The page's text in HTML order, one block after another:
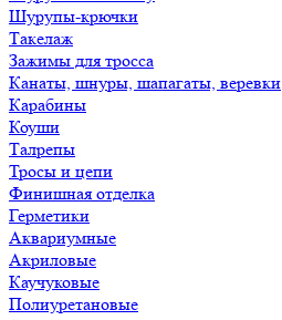
Шурупы-крючки
Такелаж
Зажимы для тросса
Канаты, шнуры, шапагаты, веревки
Карабины
Коуши
Талрепы
Тросы и цепи
Финишная отделка
Герметики
Аквариумные
Акриловые
Каучуковые
Полиуретановые